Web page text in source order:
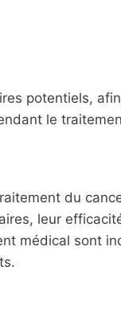
potentiels,
le
du
leur
médical sont